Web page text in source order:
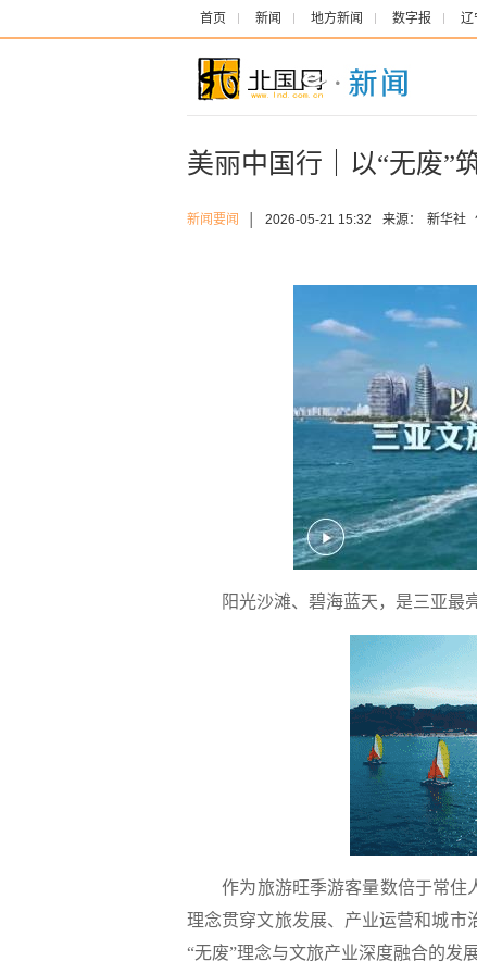
首页 新闻 地方新闻 数字报 辽
美丽中国行｜以“无废”
新闻要闻 2026-05-21 15:32 来源： 新华社
阳光沙滩、碧海蓝天，是三亚最亮
作为旅游旺季游客量数倍于常住
理念贯穿文旅发展、产业运营和城市
“无废”理念与文旅产业深度融合的发展